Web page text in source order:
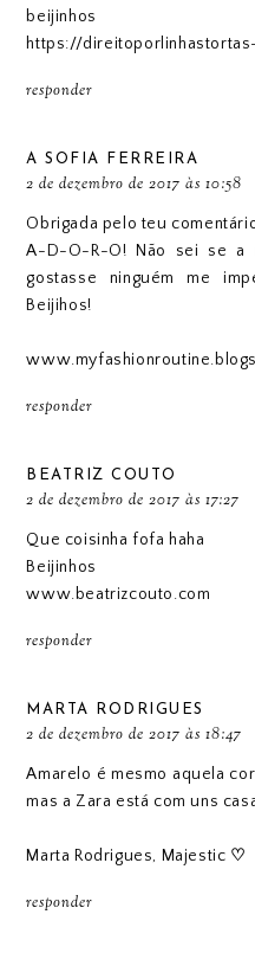
beijinhos
https://
responder
A SOFIA FERREIRA
2 de dezembro de 2017 às 10:58
Obrigada pelo teu
A-D-O-R-O! Não sei se a
gostasse ninguém me
Beijihos!
responder
BEATRIZ COUTO
2 de dezembro de 2017 às 17:27
Que coisinha fofa haha
Beijinhos
www.beatrizcouto.com
responder
MARTA RODRIGUES
2 de dezembro de 2017 às 18:47
Amarelo é mesmo aquela
mas a Zara está com uns
Marta Rodrigues, Majestic ♡
responder